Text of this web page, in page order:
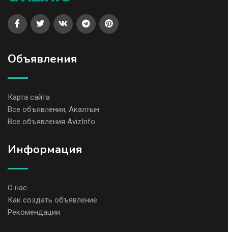
Объявления
Карта сайта
Все объявления, Акалтын
Все объявления AvizInfo
Информация
О нас
Как создать объявление
Рекомендации